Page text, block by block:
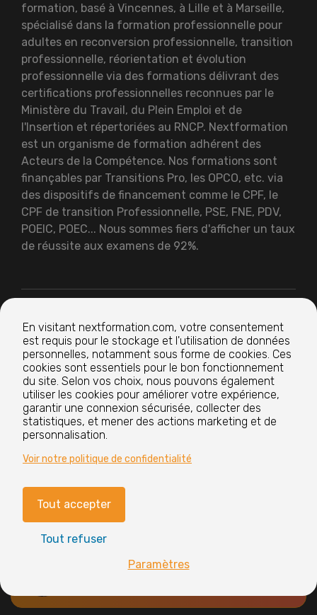
des questions
formation, basé à Vincennes, à Lille et à Marseille,
spécialisé dans la formation professionnelle pour
adultes en reconversion professionnelle, transition
professionnelle, réorientation et évolution
professionnelle via des formations délivrant des
certifications professionnelles reconnues par le
Ministère du Travail, du Plein Emploi et de
l'Insertion et répertoriées au RNCP. Nextformation
est un organisme de formation adhérent des
Acteurs de la Compétence. Nos formations sont
finançables par Transitions Pro, les OPCO, etc. via
des dispositifs de financement comme le CPF, le
CPF de transition Professionnelle, PSE, FNE, PDV,
POEIC, POEC... Nous sommes fiers d'afficher un taux
de réussite aux examens de 92%.
Nos formations
Nos centres de formation
Le groupe
Paramètres cookies
Mentions légales
Nos labels et certifications
En visitant nextformation.com, votre consentement
est requis pour le stockage et l'utilisation de données
personnelles, notamment sous forme de cookies. Ces
cookies sont essentiels pour le bon fonctionnement
du site. Selon vos choix, nous pouvons également
utiliser les cookies pour améliorer votre expérience,
garantir une connexion sécurisée, collecter des
statistiques, et mener des actions marketing et de
personnalisation.
Tout accepter
Tout refuser
Paramètres
Voir notre politique de confidentialité